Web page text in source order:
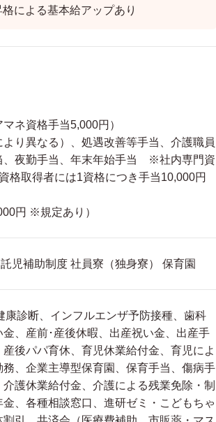
による基本給アップあり
ネ資格手当5,000円）
り異なる）、処遇改善等手当、介護職員
、夜勤手当、年末年始手当 ※社内専門資
格取得者には1資格につき手当10,000円
円 ※規定あり）
児補助制度 社員寮（独身寮） 保育園
診断、インフルエンザ予防接種、歯科
、産前･産後休暇、出産祝い金、出産手
後パパ育休、育児休業給付金、育児によ
、企業主導型保育園、保育手当、傷病手
護休業給付金、介護による残業免除・制
、各種相談窓口、進研ゼミ・こどもちゃ